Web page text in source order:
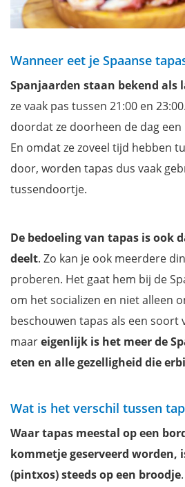
Wanneer eet je Spaanse
Spanjaarden staan bekend als
ze vaak pas tussen 21:00 en
doordat ze doorheen de dag
En omdat ze zoveel tijd hebben
door, worden tapas dus vaak
tussendoortje.
De bedoeling van tapas is ook
deelt. Zo kan je ook meerdere
proberen. Het gaat hem bij de
om het socializen en niet alleen
beschouwen tapas als een soort
maareigenlijk is het meer de
eten en alle gezelligheid die
Wat is het verschil tussen
Waar tapas meestal op een
kommetje geserveerd worden,
(pintxos) steeds op een broodje